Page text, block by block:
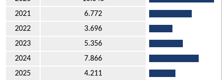
2021
6.772
2022
3.696
2023
5.356
2024
7.866
2025
4.211